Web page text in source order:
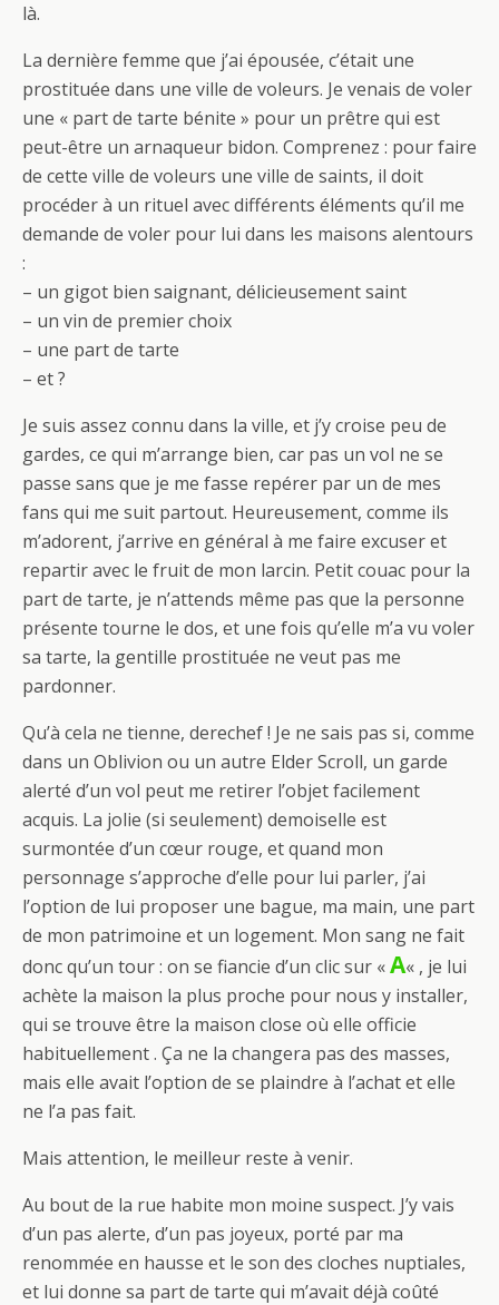
là.
La dernière femme que j’ai épousée, c’était une
prostituée dans une ville de voleurs. Je venais de voler
une « part de tarte bénite » pour un prêtre qui est
peut-être un arnaqueur bidon. Comprenez : pour faire
de cette ville de voleurs une ville de saints, il doit
procéder à un rituel avec différents éléments qu’il me
demande de voler pour lui dans les maisons alentours
:
– un gigot bien saignant, délicieusement saint
– un vin de premier choix
– une part de tarte
– et ?
Je suis assez connu dans la ville, et j’y croise peu de
gardes, ce qui m’arrange bien, car pas un vol ne se
passe sans que je me fasse repérer par un de mes
fans qui me suit partout. Heureusement, comme ils
m’adorent, j’arrive en général à me faire excuser et
repartir avec le fruit de mon larcin. Petit couac pour la
part de tarte, je n’attends même pas que la personne
présente tourne le dos, et une fois qu’elle m’a vu voler
sa tarte, la gentille prostituée ne veut pas me
pardonner.
Qu’à cela ne tienne, derechef ! Je ne sais pas si, comme
dans un Oblivion ou un autre Elder Scroll, un garde
alerté d’un vol peut me retirer l’objet facilement
acquis. La jolie (si seulement) demoiselle est
surmontée d’un cœur rouge, et quand mon
personnage s’approche d’elle pour lui parler, j’ai
l’option de lui proposer une bague, ma main, une part
de mon patrimoine et un logement. Mon sang ne fait
donc qu’un tour : on se fiancie d’un clic sur «A« , je lui
achète la maison la plus proche pour nous y installer,
qui se trouve être la maison close où elle officie
habituellement . Ça ne la changera pas des masses,
mais elle avait l’option de se plaindre à l’achat et elle
ne l’a pas fait.
Mais attention, le meilleur reste à venir.
Au bout de la rue habite mon moine suspect. J’y vais
d’un pas alerte, d’un pas joyeux, porté par ma
renommée en hausse et le son des cloches nuptiales,
et lui donne sa part de tarte qui m’avait déjà coûté